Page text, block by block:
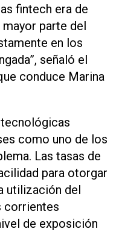
fintech era de
mayor parte del
en los
señaló el
conduce Marina
como uno de los
Las tasas de
para otorgar
utilización del
corrientes
de exposición